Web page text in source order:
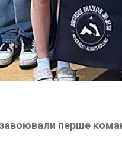
перше